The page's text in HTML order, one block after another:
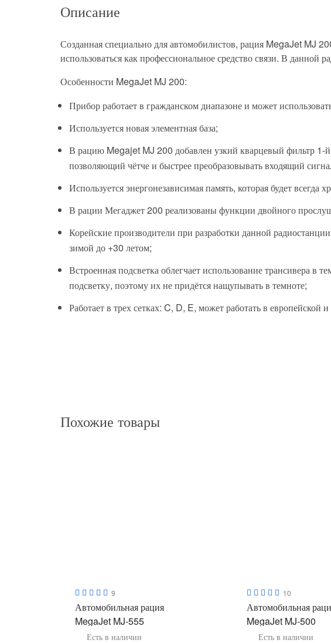
Описание
Созданная специально для автомобилистов, рация MegaJet MJ
использоваться как профессиональное средство связи. В данной
Особенности MegaJet MJ 200:
Прибор работает в гражданском диапазоне и может
Используется новая элементная база;
В рацию Megajet MJ 200 добавлен узкий кварцевый фильтр 1-
позволяющий чётче и быстрее преобразовывать входящий
Используется энергонезависимая память, которая будет всегда
В рации Мегаджет 200 реализованы функции двойного
Корейские производители при разработки данной
зимой до +30 летом;
Встроенная подсветка облегчает использование трансивера
подсветку, поэтому их не придётся нащупывать в темноте;
Работает в трех сетках: C, D, E, может работать в европейской и
Похожие товары
9
Автомобильная рация
MegaJet MJ-555
Есть в наличии
10
Автомобильная
MegaJet MJ-500
Есть в наличии